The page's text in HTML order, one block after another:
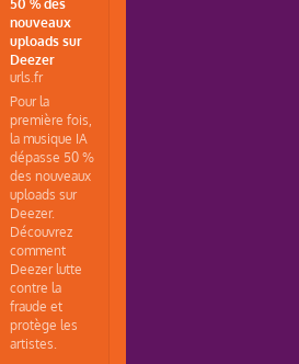
nouveaux
uploads sur
Deezer
urls.fr
Pour la
première fois,
la musique IA
dépasse 50 %
des nouveaux
uploads sur
Deezer.
Découvrez
comment
Deezer lutte
contre la
fraude et
protège les
artistes.